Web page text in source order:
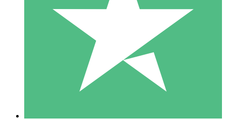
Paga según el uso con créditos de descarga. Sin compromiso
10 00